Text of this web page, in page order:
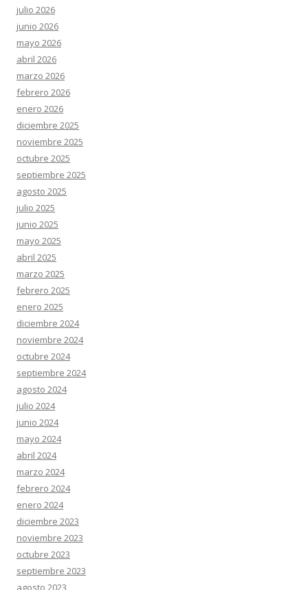
julio 2026
junio 2026
mayo 2026
abril 2026
marzo 2026
febrero 2026
enero 2026
diciembre 2025
noviembre 2025
octubre 2025
septiembre 2025
agosto 2025
julio 2025
junio 2025
mayo 2025
abril 2025
marzo 2025
febrero 2025
enero 2025
diciembre 2024
noviembre 2024
octubre 2024
septiembre 2024
agosto 2024
julio 2024
junio 2024
mayo 2024
abril 2024
marzo 2024
febrero 2024
enero 2024
diciembre 2023
noviembre 2023
octubre 2023
septiembre 2023
agosto 2023